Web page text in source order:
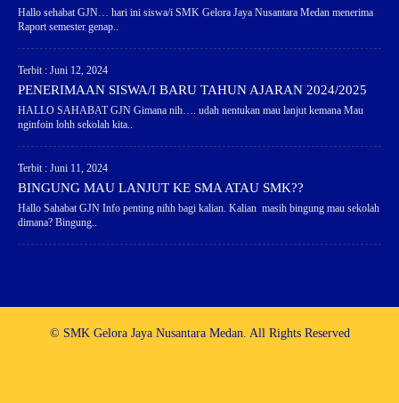
Hallo sehabat GJN… hari ini siswa/i SMK Gelora Jaya Nusantara Medan menerima
Raport semester genap..
Terbit : Juni 12, 2024
PENERIMAAN SISWA/I BARU TAHUN AJARAN 2024/2025
HALLO SAHABAT GJN Gimana nih…. udah nentukan mau lanjut kemana Mau
nginfoin lohh sekolah kita..
Terbit : Juni 11, 2024
BINGUNG MAU LANJUT KE SMA ATAU SMK??
Hallo Sahabat GJN Info penting nihh bagi kalian. Kalian masih bingung mau sekolah
dimana? Bingung..
© SMK Gelora Jaya Nusantara Medan. All Rights Reserved